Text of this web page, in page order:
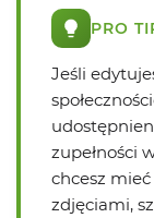
o
k
r
S
e
b
r
PRO
Jeśli
zupełności
chcesz
zdjęciami,